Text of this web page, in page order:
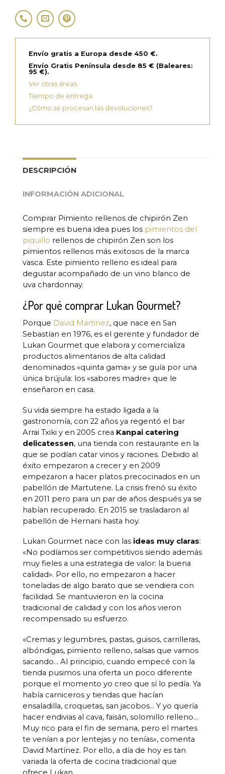
Envío gratis a Europa desde 450 €.
Envío Gratis Península desde 85 € (Baleares:
95 €).
Ver otras áreas.
Tiempo de entrega.
¿Cómo se procesan las devoluciones?
DESCRIPCIÓN
INFORMACIÓN ADICIONAL
Comprar Pimiento rellenos de chipirón Zen
siempre es buena idea pues los pimientos del
piquillo rellenos de chipirón Zen son los
pimientos rellenos más exitosos de la marca
vasca. Este pimiento relleno es ideal para
degustar acompañado de un vino blanco de
uva chardonnay.
¿Por qué comprar Lukan Gourmet?
Porque David Martinez, que nace en San
Sebastían en 1976, es el gerente y fundador de
Lukan Gourmet que elabora y comercializa
productos alimentarios de alta calidad
denominados «quinta gama» y se guía por una
única brújula: los «sabores madre» que le
enseñaron en casa.
Su vida siempre ha estado ligada a la
gastronomía, con 22 años ya regentó el bar
Arrai Txiki y en 2005 crea Kanpai catering
delicatessen, una tienda con restaurante en la
que se podían catar vinos y raciones. Debido al
éxito empezaron a crecer y en 2009
empezaron a hacer platos precocinados en un
pabellón de Martutene. La crisis frenó su éxito
en 2011 pero para un par de años después ya se
habían recuperado. En 2015 se trasladaron al
pabellón de Hernani hasta hoy.
Lukan Gourmet nace con las ideas muy claras:
«No podíamos ser competitivos siendo además
muy fieles a una estrategia de valor: la buena
calidad». Por ello, no empezaron a hacer
toneladas de algo barato que se vendiera con
facilidad. Se mantuvieron en la cocina
tradicional de calidad y con los años vieron
recompensado su esfuerzo.
«Cremas y legumbres, pastas, guisos, carrilleras,
albóndigas, pimiento relleno, salsas que vamos
sacando… Al principio, cuando empecé con la
tienda pusimos una oferta un poco diferente
porque el momento yo creo que sí lo pedía. Ya
había carniceros y tiendas que hacían
ensaladilla, croquetas, san jacobos… Y yo quería
hacer endivias al cava, faisán, solomillo relleno…
Muy rico para el fin de semana, pero el martes
te venían a por lentejas y no tenías», comenta
David Martínez. Por ello, a día de hoy es tan
variada la oferta de cocina tradicional que